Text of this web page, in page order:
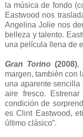
la música de fondo
Eastwood nos
Angelina Jolie nos
belleza y talento.
una película llena de
Gran Torino (2008),
margen, también con
una aparente
aire fresco.
condición de
es Clint Eastwood,
último clásico”.